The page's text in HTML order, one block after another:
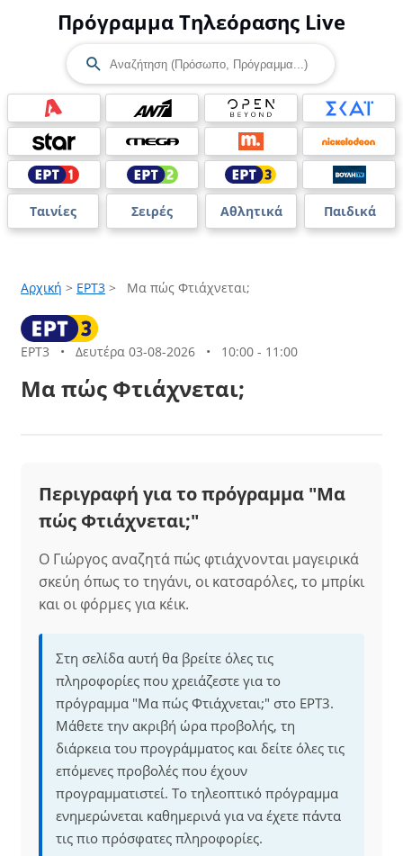
Πρόγραμμα Τηλεόρασης Live
Ταινίες Σειρές Αθλητικά Παιδικά
Αρχική > ΕΡΤ3 > Μα πώς Φτιάχνεται;
ΕΡΤ3 • Δευτέρα 03-08-2026 • 10:00 - 11:00
Μα πώς Φτιάχνεται;
Περιγραφή για το πρόγραμμα "Μα
πώς Φτιάχνεται;"
Ο Γιώργος αναζητά πώς φτιάχνονται μαγειρικά
σκεύη όπως το τηγάνι, οι κατσαρόλες, το μπρίκι
και οι φόρμες για κέικ.
Στη σελίδα αυτή θα βρείτε όλες τις
πληροφορίες που χρειάζεστε για το
πρόγραμμα "Μα πώς Φτιάχνεται;" στο ΕΡΤ3.
Μάθετε την ακριβή ώρα προβολής, τη
διάρκεια του προγράμματος και δείτε όλες τις
επόμενες προβολές που έχουν
προγραμματιστεί. Το τηλεοπτικό πρόγραμμα
ενημερώνεται καθημερινά για να έχετε πάντα
τις πιο πρόσφατες πληροφορίες.